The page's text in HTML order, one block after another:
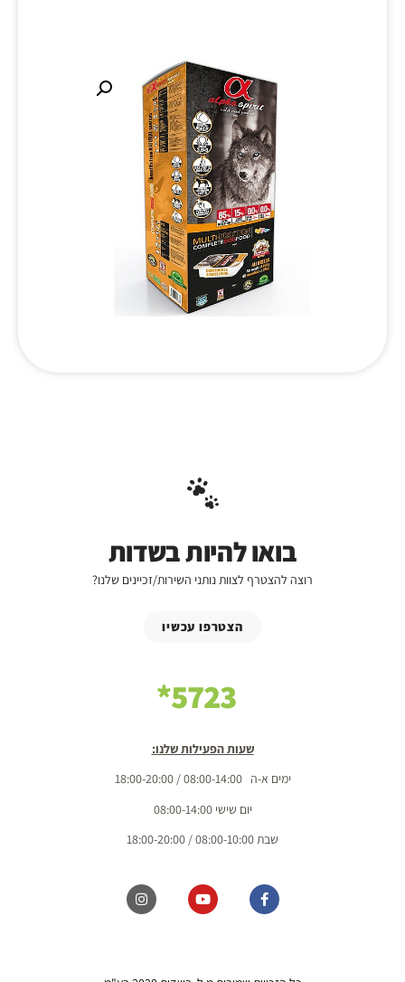
בואו להיות בשדות
רוצה להצטרף לצוות נותני השירות/זכיינים שלנו?
הצטרפו עכשיו
5723*
שעות הפעילות שלנו:
ימים א-ה 08:00-14:00 / 18:00-20:00
יום שישי 08:00-14:00
שבת 08:00-10:00 / 18:00-20:00